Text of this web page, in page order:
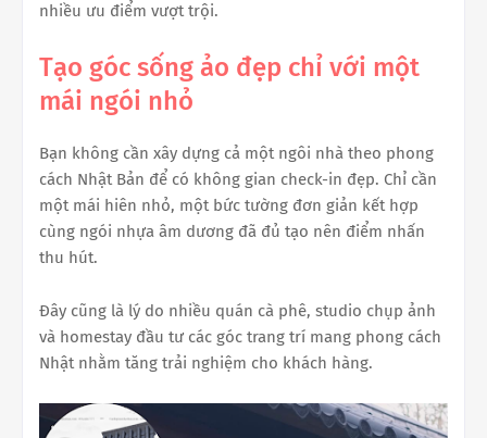
nhiều ưu điểm vượt trội.
Tạo góc sống ảo đẹp chỉ với một
mái ngói nhỏ
Bạn không cần xây dựng cả một ngôi nhà theo phong
cách Nhật Bản để có không gian check-in đẹp. Chỉ cần
một mái hiên nhỏ, một bức tường đơn giản kết hợp
cùng ngói nhựa âm dương đã đủ tạo nên điểm nhấn
thu hút.
Đây cũng là lý do nhiều quán cà phê, studio chụp ảnh
và homestay đầu tư các góc trang trí mang phong cách
Nhật nhằm tăng trải nghiệm cho khách hàng.